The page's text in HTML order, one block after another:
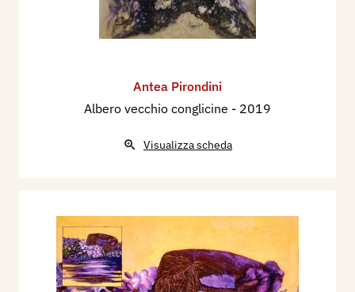
Antea Pirondini
Albero vecchio conglicine - 2019
Visualizza scheda